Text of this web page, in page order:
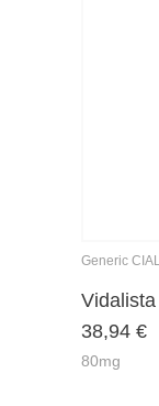
Generic
38,94 €
80mg